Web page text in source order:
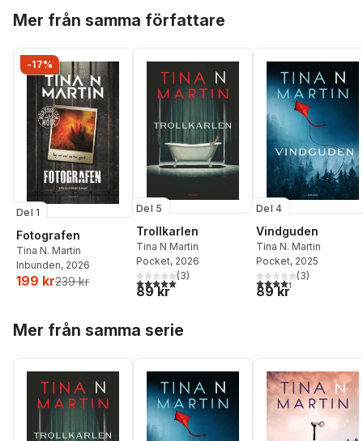
Mer från samma författare
-17%
Del 1
Fotografen
Tina N. Martin
Inbunden, 2026
199 kr239 kr
Del 5
Trollkarlen
Tina N Martin
Pocket, 2026
5,0utav 5 stjärnor. Totalt antal röster:
(3)
89 kr
Del 4
Vindguden
Tina N. Martin
Pocket, 2025
4,3utav 5 stjärnor.
(3)
89 kr
Mer från samma serie